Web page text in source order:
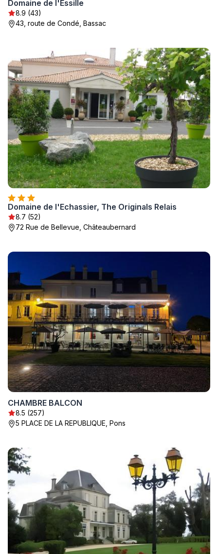
Domaine de l'Essille
8.9 (43)
43, route de Condé, Bassac
Domaine de l'Echassier, The Originals Relais
8.7 (52)
72 Rue de Bellevue, Châteaubernard
CHAMBRE BALCON
8.5 (257)
5 PLACE DE LA REPUBLIQUE, Pons